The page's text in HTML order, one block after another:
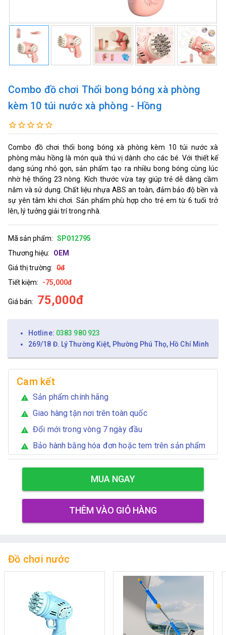
Combo đồ chơi Thổi bong bóng xà phòng
kèm 10 túi nước xà phòng - Hồng
Combo đồ chơi thổi bong bóng xà phòng kèm 10 túi nước xà
phòng màu hồng là món quà thú vị dành cho các bé. Với thiết kế
dạng súng nhỏ gọn, sản phẩm tạo ra nhiều bong bóng cùng lúc
nhờ hệ thống 23 nòng. Kích thước vừa tay giúp trẻ dễ dàng cầm
nắm và sử dụng. Chất liệu nhựa ABS an toàn, đảm bảo độ bền và
sự yên tâm khi chơi. Sản phẩm phù hợp cho trẻ em từ 6 tuổi trở
lên, lý tưởng giải trí trong nhà.
Mã sản phẩm: SP012795
Thương hiệu:
OEM
Giá thị trường: 0đ
Tiết kiệm:
-75,000đ
Giá bán: 75,000đ
Hotline: 0383 980 923
269/18 Đ. Lý Thường Kiệt, Phường Phú Thọ, Hồ Chí Minh
Cam kết
warning Sản phẩm chính hãng
warning Giao hàng tận nơi trên toàn quốc
warning Đổi mới trong vòng 7 ngày đầu
warning Bảo hành bằng hóa đơn hoặc tem trên sản phẩm
MUA NGAY
THÊM VÀO GIỎ HÀNG
Đồ chơi nước